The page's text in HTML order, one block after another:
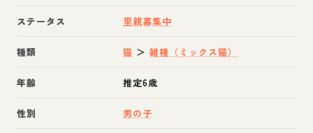
ステータス 里親募集中
種類 猫 ＞雑種（ミックス猫）
年齢 推定6歳
性別 男の子